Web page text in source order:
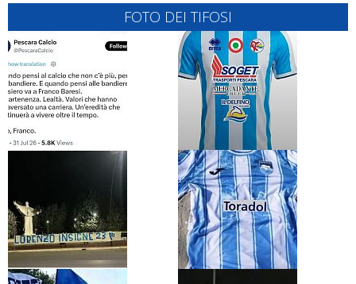
FOTO DEI TIFOSI